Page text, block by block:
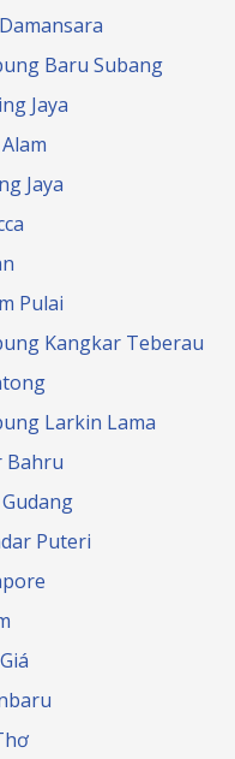
Baru Subang
Jaya
Jaya
Pulai
Kangkar Teberau
Larkin Lama
Bahru
Puteri